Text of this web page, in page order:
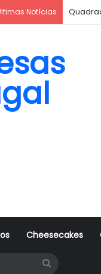
Notícias
Cheesecakes